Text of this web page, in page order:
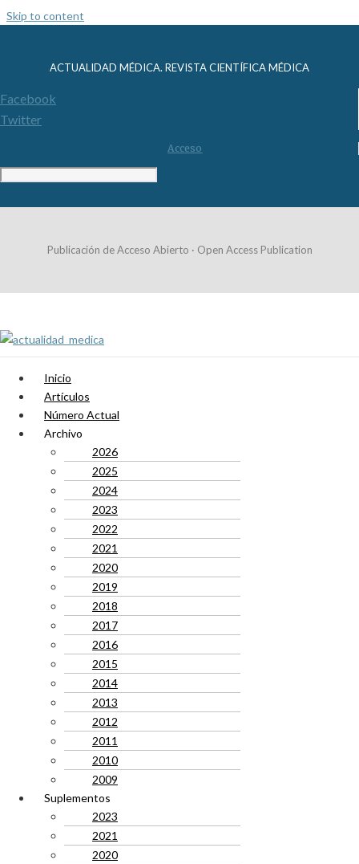
Skip to content
ACTUALIDAD MÉDICA. REVISTA CIENTÍFICA MÉDICA
Facebook
Twitter
Acceso
Publicación de Acceso Abierto · Open Access Publication
Inicio
Artículos
Número Actual
Archivo
2026
2025
2024
2023
2022
2021
2020
2019
2018
2017
2016
2015
2014
2013
2012
2011
2010
2009
Suplementos
2023
2021
2020